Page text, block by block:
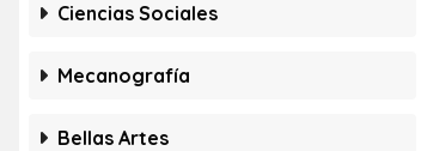
Ciencias Sociales
Mecanografía
Bellas Artes